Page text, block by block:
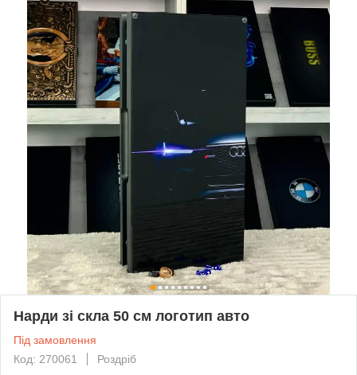
Нарди зі скла 50 см логотип авто
Під замовлення
Код: 270061
Роздріб